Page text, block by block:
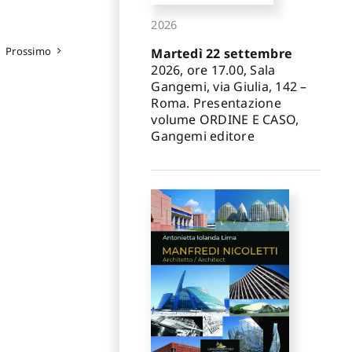
Prossimo
2026
Martedì 22 settembre
2026, ore 17.00, Sala
Gangemi, via Giulia, 142 –
Roma. Presentazione
volume ORDINE E CASO,
Gangemi editore